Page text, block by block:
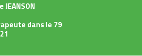
dans le 79